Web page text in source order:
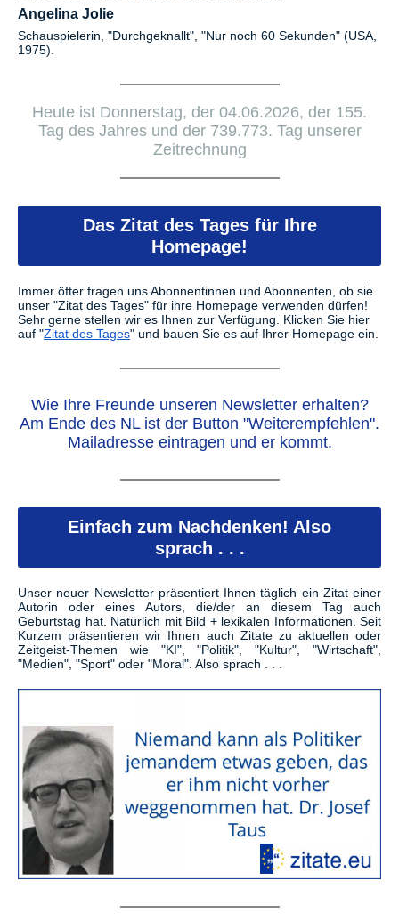
Angelina Jolie
Schauspielerin, "Durchgeknallt", "Nur noch 60 Sekunden" (USA,
1975).
Heute ist Donnerstag, der 04.06.2026, der 155.
Tag des Jahres und der 739.773. Tag unserer
Zeitrechnung
Das Zitat des Tages für Ihre
Homepage!
Immer öfter fragen uns Abonnentinnen und Abonnenten, ob sie
unser "Zitat des Tages" für ihre Homepage verwenden dürfen!
Sehr gerne stellen wir es Ihnen zur Verfügung. Klicken Sie hier
auf "Zitat des Tages" und bauen Sie es auf Ihrer Homepage ein.
Wie Ihre Freunde unseren Newsletter erhalten?
Am Ende des NL ist der Button "Weiterempfehlen".
Mailadresse eintragen und er kommt.
Einfach zum Nachdenken! Also
sprach . . .
Unser neuer Newsletter präsentiert Ihnen täglich ein Zitat einer
Autorin oder eines Autors, die/der an diesem Tag auch
Geburtstag hat. Natürlich mit Bild + lexikalen Informationen. Seit
Kurzem präsentieren wir Ihnen auch Zitate zu aktuellen oder
Zeitgeist-Themen wie "KI", "Politik", "Kultur", "Wirtschaft",
"Medien", "Sport" oder "Moral". Also sprach . . .